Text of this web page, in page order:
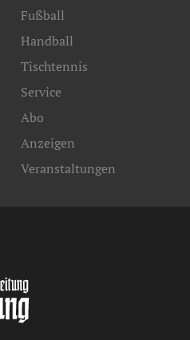
Fußball
Handball
Tischtennis
Service
Abo
Anzeigen
Veranstaltungen